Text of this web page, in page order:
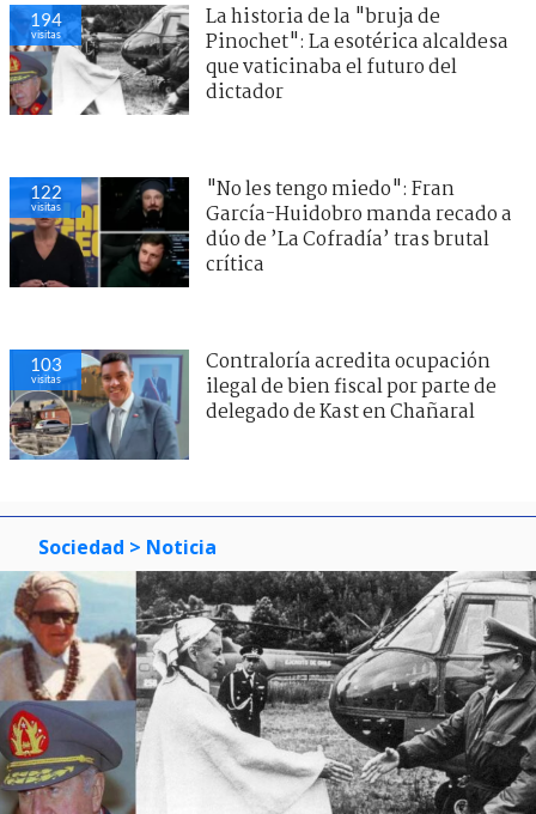
194
visitas
La historia de la "bruja de
Pinochet": La esotérica alcaldesa
que vaticinaba el futuro del
dictador
122
visitas
"No les tengo miedo": Fran
García-Huidobro manda recado a
dúo de ’La Cofradía’ tras brutal
crítica
103
visitas
Contraloría acredita ocupación
ilegal de bien fiscal por parte de
delegado de Kast en Chañaral
Sociedad > Noticia